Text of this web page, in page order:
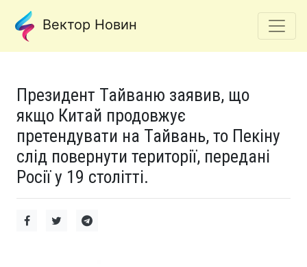
Вектор Новин
Президент Тайваню заявив, що
якщо Китай продовжує
претендувати на Тайвань, то Пекіну
слід повернути території, передані
Росії у 19 столітті.